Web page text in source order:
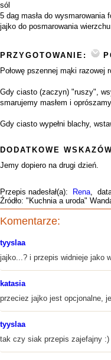
sól
5 dag masła do wysmarowania
jajko do posmarowania
PRZYGOTOWANIE:
Połowę pszennej mąki
Gdy ciasto (zaczyn) "ruszy",
smarujemy masłem i
Gdy ciasto wypełni blachy,
DODATKOWE
Jemy dopiero na drugi dzień.
Przepis nadesłał(a): Rena,
Źródło: "Kuchnia a uroda"
Komentarze:
tyyslaa
jajko...? i przepis widnieje jako
katasia
przeciez jajko jest opcjonalne,
tyyslaa
tak czy siak przepis zajefajny :)